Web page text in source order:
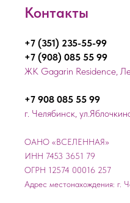
Контакты
+7 (351) 235-55-99
+7 (908) 085 55 99
ЖК Gagarin Residence,
+7 908 085 55 99
г. Челябинск,
ОАНО «ВСЕЛЕННАЯ»
ИНН 7453 3651 79
ОГРН 12574 00016 257
Адрес местонахождения: г.